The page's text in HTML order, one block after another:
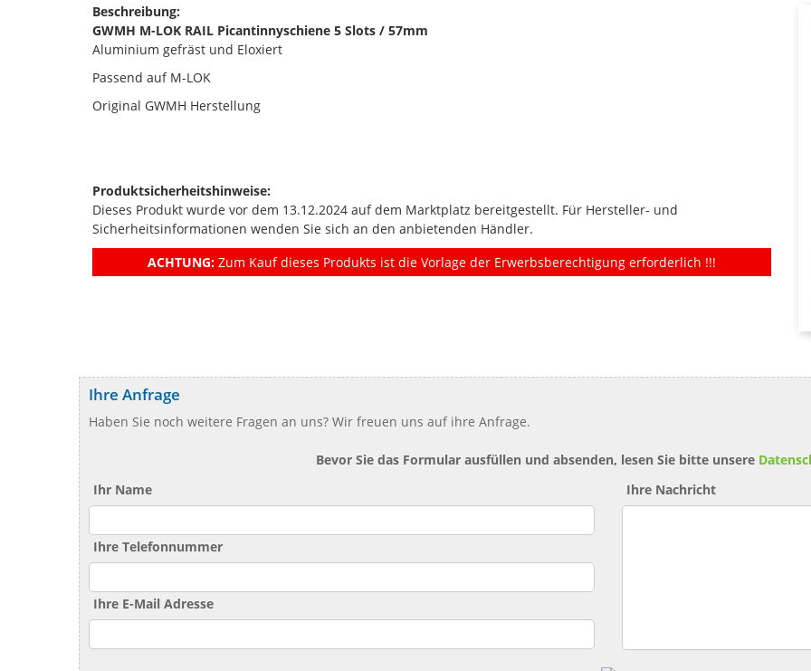
Beschreibung:
GWMH M-LOK RAIL Picantinnyschiene 5 Slots / 57mm
Aluminium gefräst und Eloxiert
Passend auf M-LOK
Original GWMH Herstellung
Produktsicherheitshinweise:
Dieses Produkt wurde vor dem 13.12.2024 auf dem Marktplatz bereitgestellt. Für Hersteller- und
Sicherheitsinformationen wenden Sie sich an den anbietenden Händler.
ACHTUNG: Zum Kauf dieses Produkts ist die Vorlage der Erwerbsberechtigung erforderlich !!!
Ihre Anfrage
Haben Sie noch weitere Fragen an uns? Wir freuen uns auf ihre Anfrage.
Bevor Sie das Formular ausfüllen und absenden, lesen Sie bitte unsere
Ihr Name
Ihre Telefonnummer
Ihre E-Mail Adresse
Ihre Nachricht